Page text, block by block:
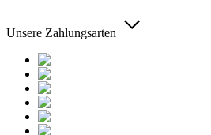
Unsere Zahlungsarten